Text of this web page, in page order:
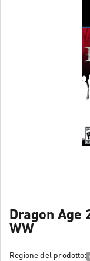
Dragon Age
WW
Regione del prodotto: